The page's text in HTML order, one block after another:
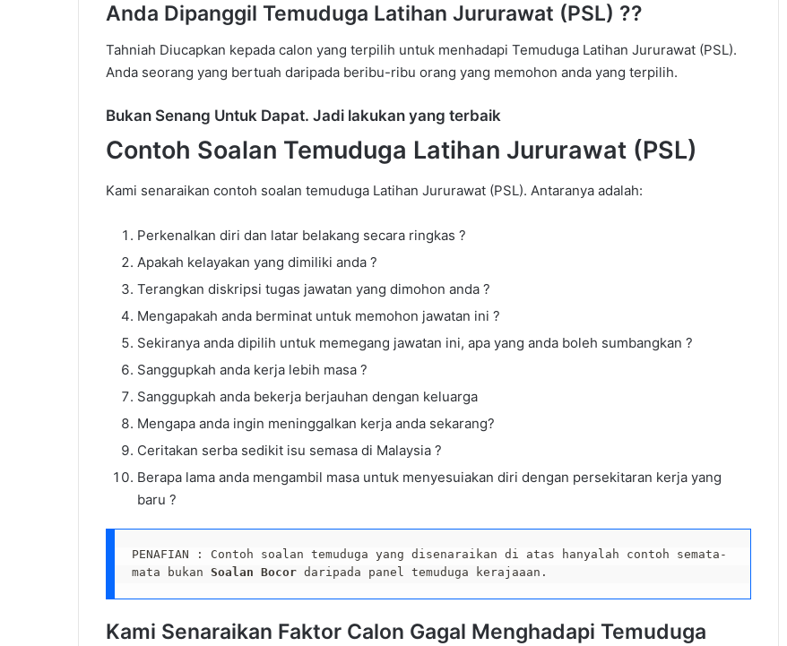
Anda Dipanggil Temuduga Latihan Jururawat (PSL) ??
Tahniah Diucapkan kepada calon yang terpilih untuk menhadapi Temuduga Latihan Jururawat (PSL).
Anda seorang yang bertuah daripada beribu-ribu orang yang memohon anda yang terpilih.
Bukan Senang Untuk Dapat. Jadi lakukan yang terbaik
Contoh Soalan Temuduga Latihan Jururawat (PSL)
Kami senaraikan contoh soalan temuduga Latihan Jururawat (PSL). Antaranya adalah:
Perkenalkan diri dan latar belakang secara ringkas ?
Apakah kelayakan yang dimiliki anda ?
Terangkan diskripsi tugas jawatan yang dimohon anda ?
Mengapakah anda berminat untuk memohon jawatan ini ?
Sekiranya anda dipilih untuk memegang jawatan ini, apa yang anda boleh sumbangkan ?
Sanggupkah anda kerja lebih masa ?
Sanggupkah anda bekerja berjauhan dengan keluarga
Mengapa anda ingin meninggalkan kerja anda sekarang?
Ceritakan serba sedikit isu semasa di Malaysia ?
Berapa lama anda mengambil masa untuk menyesuiakan diri dengan persekitaran kerja yang
baru ?
PENAFIAN : Contoh soalan temuduga yang disenaraikan di atas hanyalah contoh semata-
mata bukan Soalan Bocor daripada panel temuduga kerajaaan.
Kami Senaraikan Faktor Calon Gagal Menghadapi Temuduga
Settle
PTPTN
Cara Settle Hutang PTPTN
Temuduga
Kerajaan: Teknik Untuk Berjaya
Temuduga dan Cara Menjawab